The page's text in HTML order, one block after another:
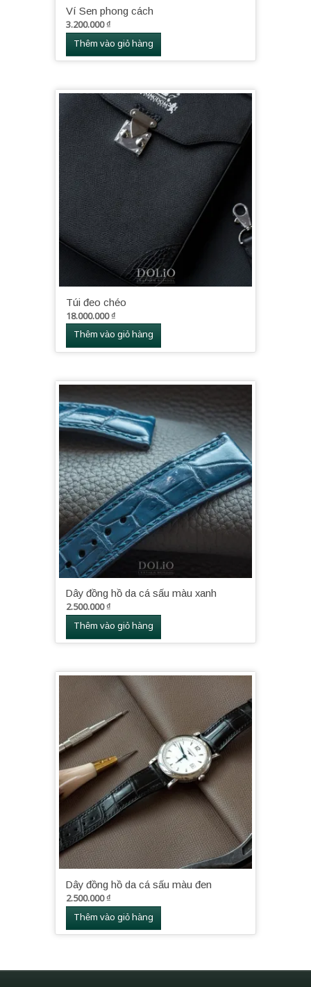
Ví Sen phong cách
3.200.000₫
Thêm vào giỏ hàng
Túi đeo chéo
18.000.000₫
Thêm vào giỏ hàng
Dây đồng hồ da cá sấu màu xanh
2.500.000₫
Thêm vào giỏ hàng
Dây đồng hồ da cá sấu màu đen
2.500.000₫
Thêm vào giỏ hàng